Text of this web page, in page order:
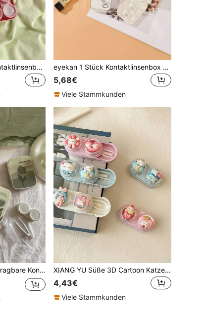
XIANG YU 1 Stück Kontaktlinsenbehälter mit Blumenmuster und passendem Pflegeset, umfassendes Aufbewahrungsset für Reise und Zuhause, geeignet für die Schule eyekan 1 Stück Kontaktlinsenbox mit Schmetterlings-Muster und Spiegel, Kontaktlinsen Aufbewahrungsbox, Kontaktlinsen Pflegeset mit Applikator, geeignet für Reisen und Zuhause. Kontaktlinsen Einweich- und Aufbewahrungsset, geeignet für den Schulgebrauch.
5,68€
Viele Stammkunden
Behälter Immersions-Aufbewahrungsset für Reise & Zuhause Farbige Kontaktlinsen für Augen Halloween XIANG YU Süße 3D Cartoon Katze Kontaktlinsenbehälter, einzigartiger Schubladenartiger Make-up Spiegel Behälter, kompakter tragbarer Kontaktlinsenbehälter, Pink
4,43€
Viele Stammkunden